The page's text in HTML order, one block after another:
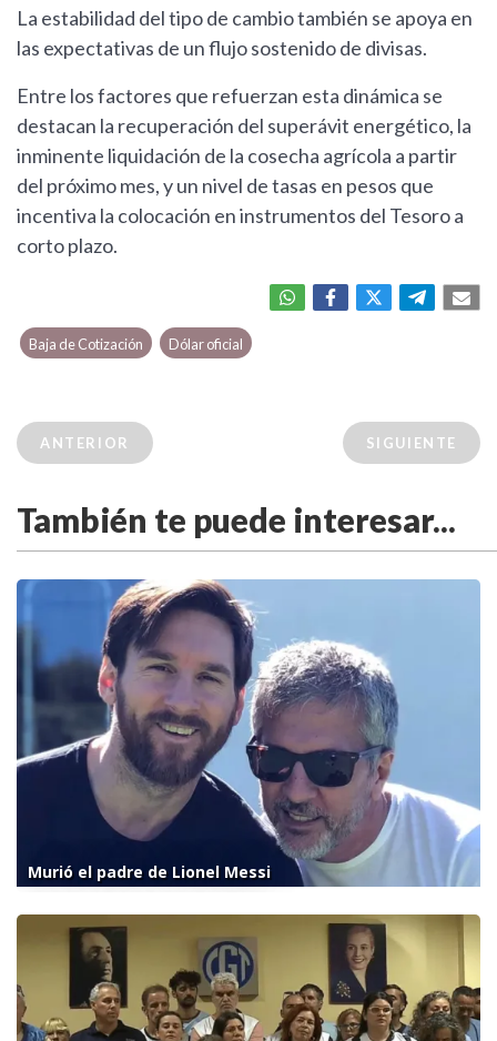
La estabilidad del tipo de cambio también se apoya en
las expectativas de un flujo sostenido de divisas.
Entre los factores que refuerzan esta dinámica se
destacan la recuperación del superávit energético, la
inminente liquidación de la cosecha agrícola a partir
del próximo mes, y un nivel de tasas en pesos que
incentiva la colocación en instrumentos del Tesoro a
corto plazo.
Baja de Cotización Dólar oficial
ANTERIOR SIGUIENTE
También te puede interesar...
Murió el padre de Lionel Messi